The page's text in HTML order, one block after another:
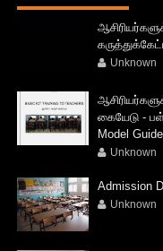
Unknown
கையேடு -
Model Guide
Unknown
Admission
Unknown